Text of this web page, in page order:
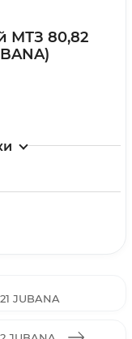
МТЗ 80,82
JUBANA